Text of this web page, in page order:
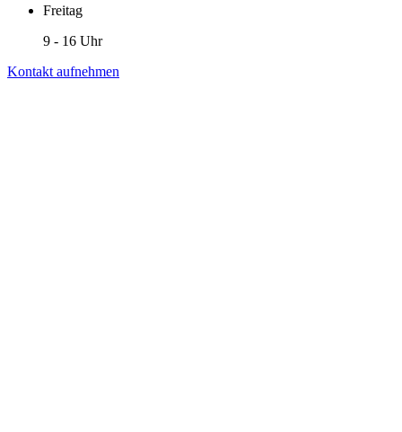
Freitag
9 - 16 Uhr
Kontakt aufnehmen